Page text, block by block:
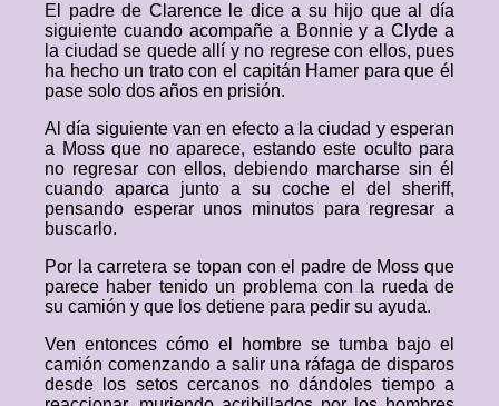
El padre de Clarence le dice a su hijo que al día
siguiente cuando acompañe a Bonnie y a Clyde a
la ciudad se quede allí y no regrese con ellos, pues
ha hecho un trato con el capitán Hamer para que él
pase solo dos años en prisión.
Al día siguiente van en efecto a la ciudad y esperan
a Moss que no aparece, estando este oculto para
no regresar con ellos, debiendo marcharse sin él
cuando aparca junto a su coche el del sheriff,
pensando esperar unos minutos para regresar a
buscarlo.
Por la carretera se topan con el padre de Moss que
parece haber tenido un problema con la rueda de
su camión y que los detiene para pedir su ayuda.
Ven entonces cómo el hombre se tumba bajo el
camión comenzando a salir una ráfaga de disparos
desde los setos cercanos no dándoles tiempo a